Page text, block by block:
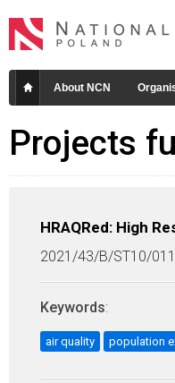
About NCN
Projects
HRAQRed: High
2021/43/B/ST10/
Keywords:
air quality population